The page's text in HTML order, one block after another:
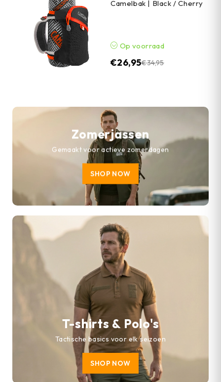
Camelbak | Black / Cherry
Op voorraad
€34,95
€26,95
Zomerjassen
Gemaakt voor actieve zomerdagen
SHOP NOW
T-shirts & Polo's
Tactische basics voor elk seizoen
SHOP NOW